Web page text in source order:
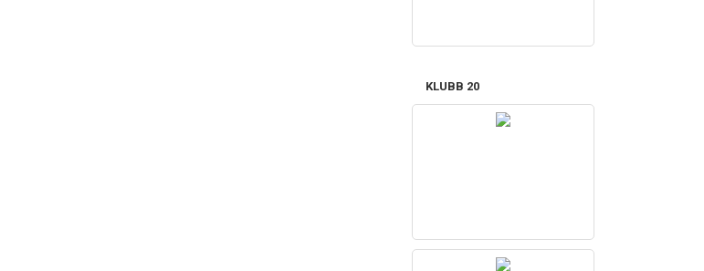
KLUBB 20